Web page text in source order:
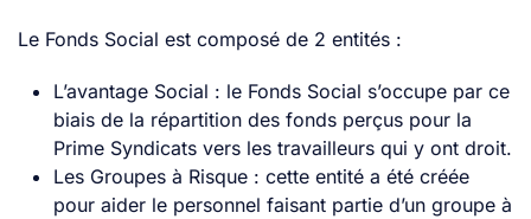
Le Fonds Social est composé de 2 entités :
L’avantage Social : le Fonds Social s’occupe par ce
biais de la répartition des fonds perçus pour la
Prime Syndicats vers les travailleurs qui y ont droit.
Les Groupes à Risque : cette entité a été créée
pour aider le personnel faisant partie d’un groupe à